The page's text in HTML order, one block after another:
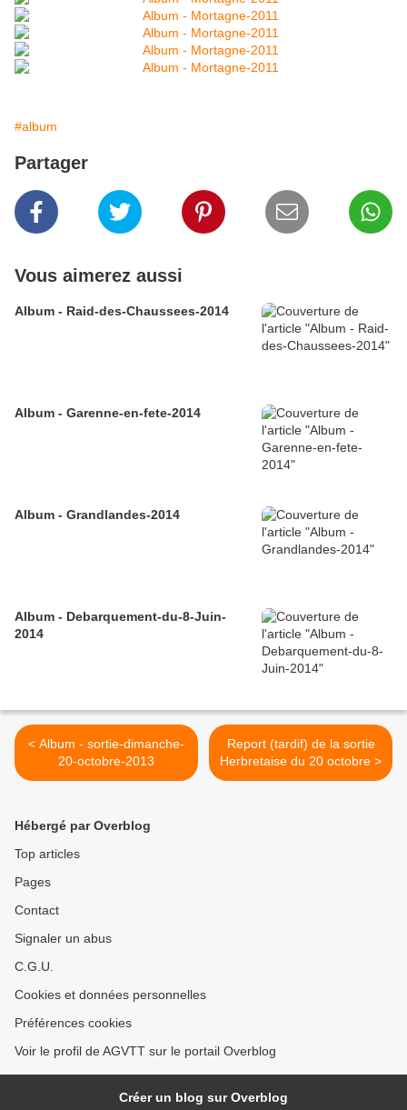
#album
Partager
Vous aimerez aussi
Album - Raid-des-Chaussees-2014
Album - Garenne-en-fete-2014
Album - Grandlandes-2014
Album - Debarquement-du-8-Juin-
2014
< Album - sortie-dimanche-
20-octobre-2013
Report (tardif) de la sortie
Herbretaise du 20 octobre‏ >
Hébergé par Overblog
Top articles
Pages
Contact
Signaler un abus
C.G.U.
Cookies et données personnelles
Préférences cookies
Voir le profil de AGVTT sur le portail Overblog
Créer un blog sur Overblog